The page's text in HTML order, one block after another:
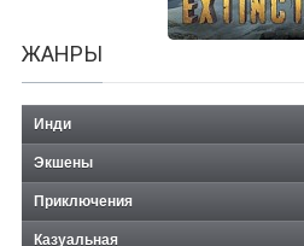
ЖАНРЫ
Инди
Экшены
Приключения
Казуальная